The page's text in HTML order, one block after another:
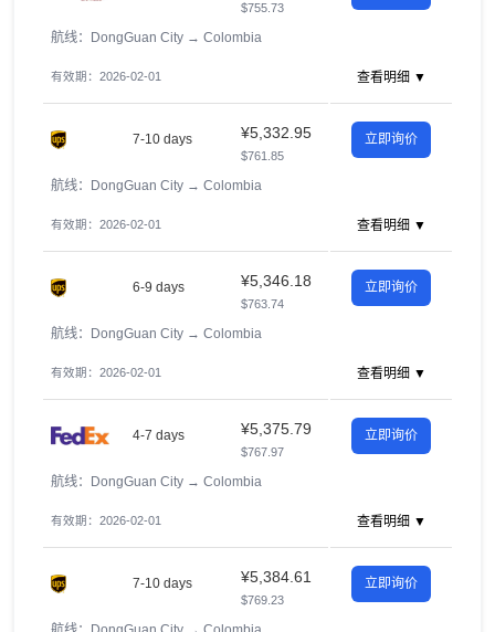
$755.73
航线：DongGuan City → Colombia
有效期：2026-02-01 查看明细 ▼
7-10 days ¥5,332.95
$761.85
立即询价
航线：DongGuan City → Colombia
有效期：2026-02-01 查看明细 ▼
6-9 days ¥5,346.18
$763.74
立即询价
航线：DongGuan City → Colombia
有效期：2026-02-01 查看明细 ▼
4-7 days ¥5,375.79
$767.97
立即询价
航线：DongGuan City → Colombia
有效期：2026-02-01 查看明细 ▼
7-10 days ¥5,384.61
$769.23
立即询价